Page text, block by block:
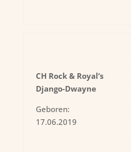
CH Rock & Royal’s
Django-Dwayne
Geboren:
17.06.2019